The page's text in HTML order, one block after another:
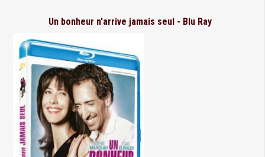
Un bonheur n'arrive jamais seul - Blu Ray